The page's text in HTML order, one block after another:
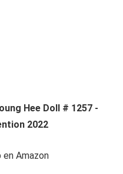
Hee Doll # 1257 -
2022
Amazon